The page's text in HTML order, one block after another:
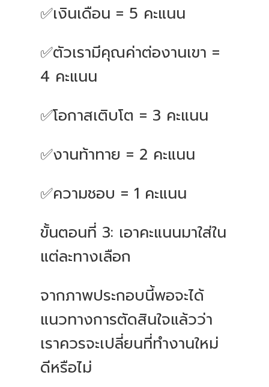
✅เงินเดือน = 5 คะแนน
✅ตัวเรามีคุณค่าต่องานเขา =
4 คะแนน
✅โอกาสเติบโต = 3 คะแนน
✅งานท้าทาย = 2 คะแนน
✅ความชอบ = 1 คะแนน
ขั้นตอนที่ 3: เอาคะแนนมาใส่ใน
แต่ละทางเลือก
จากภาพประกอบนี้พอจะได้
แนวทางการตัดสินใจแล้วว่า
เราควรจะเปลี่ยนที่ทำงานใหม่
ดีหรือไม่